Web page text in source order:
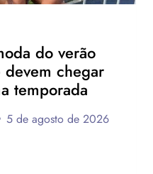
do verão
chegar
temporada
5 de agosto de 2026